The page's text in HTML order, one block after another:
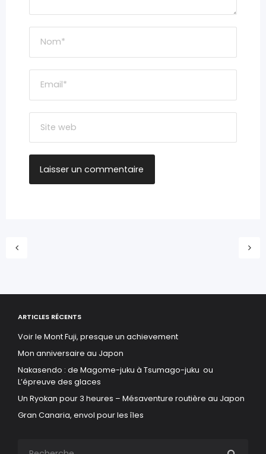
ARTICLES RÉCENTS
Voir le Mont Fuji, presque un achievement
Mon anniversaire au Japon
Nakasendo : de Magome-juku à Tsumago-juku ou
L’épreuve des glaces
Un Ryokan pour 3 heures – Mésaventure routière au Japon
Gran Canaria, envol pour les îles